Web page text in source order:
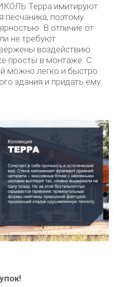
Терра имитируют
песчаника, поэтому
В отличие от
не требуют
воздействию
просты в монтаже. С
можно легко и быстро
здания и придать ему